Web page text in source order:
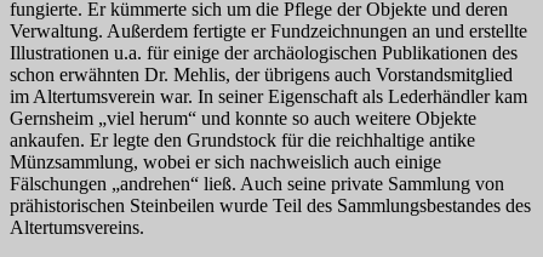
fungierte. Er kümmerte sich um die Pflege der Objekte und deren
Verwaltung. Außerdem fertigte er Fundzeichnungen an und erstellte
Illustrationen u.a. für einige der archäologischen Publikationen des
schon erwähnten Dr. Mehlis, der übrigens auch Vorstandsmitglied
im Altertumsverein war. In seiner Eigenschaft als Lederhändler kam
Gernsheim „viel herum“ und konnte so auch weitere Objekte
ankaufen. Er legte den Grundstock für die reichhaltige antike
Münzsammlung, wobei er sich nachweislich auch einige
Fälschungen „andrehen“ ließ. Auch seine private Sammlung von
prähistorischen Steinbeilen wurde Teil des Sammlungsbestandes des
Altertumsvereins.